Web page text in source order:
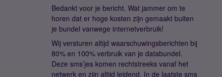
Bedankt voor je bericht. Wat jammer om te
horen dat er hoge kosten zijn gemaakt buiten
je bundel vanwege internetverbruik!
Wij versturen altijd waarschuwingsberichten bij
80% en 100% verbruik van je databundel.
Deze sms’jes komen rechtstreeks vanaf het
netwerk en zijn altijd leidend. In de laatste sms